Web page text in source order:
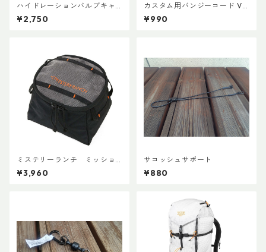
ハイドレーションバルブキャ
ッチ+チューブマグネット（全
メーカー対応モデル）
¥2,750
カスタム用バンジーコード Ve
r.3
¥990
ミステリーランチ ミッショ
ンパッキングキューブ S ブラ
ック
¥3,960
サコッシュサポート
¥880